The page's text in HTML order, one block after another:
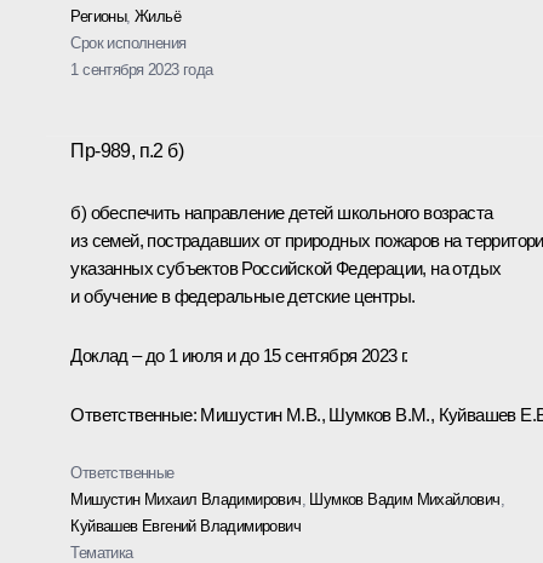
Регионы,Жильё
Срок исполнения
1 сентября 2023 года
Пр-989, п.2 б)
б) обеспечить направление детей школьного возраста
из семей, пострадавших от природных пожаров на
указанных субъектов Российской Федерации, на отдых
и обучение в федеральные детские центры.
Доклад – до 1 июля и до 15 сентября 2023 г.
Ответственные: Мишустин М.В., Шумков В.М., Куйвашев
Ответственные
Мишустин Михаил Владимирович Шумков Вадим Михайлович
Куйвашев Евгений Владимирович
Тематика